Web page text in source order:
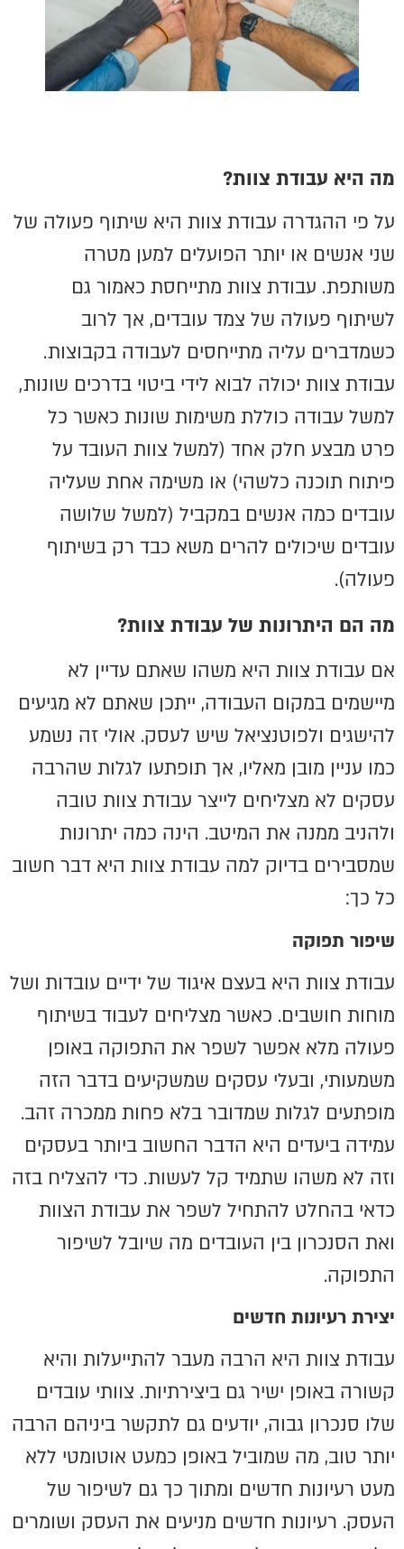
מה היא עבודת צוות?
על פי ההגדרה עבודת צוות היא שיתוף פעולה של
שני אנשים או יותר הפועלים למען מטרה
משותפת. עבודת צוות מתייחסת כאמור גם
לשיתוף פעולה של צמד עובדים, אך לרוב
כשמדברים עליה מתייחסים לעבודה בקבוצות.
עבודת צוות יכולה לבוא לידי ביטוי בדרכים שונות,
למשל עבודה כוללת משימות שונות כאשר כל
פרט מבצע חלק אחד (למשל צוות העובד על
פיתוח תוכנה כלשהי) או משימה אחת שעליה
עובדים כמה אנשים במקביל (למשל שלושה
עובדים שיכולים להרים משא כבד רק בשיתוף
פעולה).
מה הם היתרונות של עבודת צוות?
אם עבודת צוות היא משהו שאתם עדיין לא
מיישמים במקום העבודה, ייתכן שאתם לא מגיעים
להישגים ולפוטנציאל שיש לעסק. אולי זה נשמע
כמו עניין מובן מאליו, אך תופתעו לגלות שהרבה
עסקים לא מצליחים לייצר עבודת צוות טובה
ולהניב ממנה את המיטב. הינה כמה יתרונות
שמסבירים בדיוק למה עבודת צוות היא דבר חשוב
כל כך:
שיפור תפוקה
עבודת צוות היא בעצם איגוד של ידיים עובדות ושל
מוחות חושבים. כאשר מצליחים לעבוד בשיתוף
פעולה מלא אפשר לשפר את התפוקה באופן
משמעותי, ובעלי עסקים שמשקיעים בדבר הזה
מופתעים לגלות שמדובר בלא פחות ממכרה זהב.
עמידה ביעדים היא הדבר החשוב ביותר בעסקים
וזה לא משהו שתמיד קל לעשות. כדי להצליח בזה
כדאי בהחלט להתחיל לשפר את עבודת הצוות
ואת הסנכרון בין העובדים מה שיובל לשיפור
התפוקה.
יצירת רעיונות חדשים
עבודת צוות היא הרבה מעבר להתייעלות והיא
קשורה באופן ישיר גם ביצירתיות. צוותי עובדים
שלו סנכרון גבוה, יודעים גם לתקשר ביניהם הרבה
יותר טוב, מה שמוביל באופן כמעט אוטומטי ללא
מעט רעיונות חדשים ומתוך כך גם לשיפור של
העסק. רעיונות חדשים מניעים את העסק ושומרים